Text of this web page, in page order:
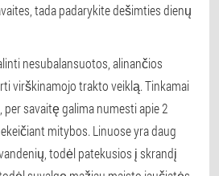
tada padarykite dešimties dienų
nesubalansuotos, alinančios
virškinamojo trakto veiklą. Tinkamai
savaitę galima numesti apie 2
mitybos. Linuose yra daug
todėl patekusios į skrandį